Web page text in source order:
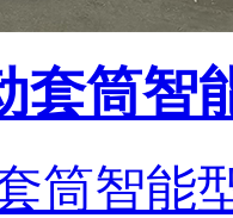
套筒智
筒智能